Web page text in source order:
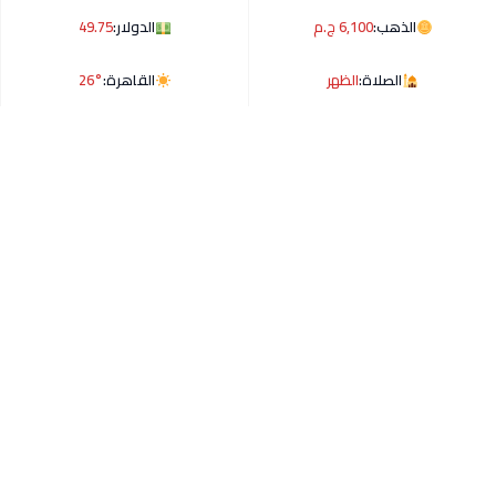
الذهب:6,100 ج.م الدولار:49.75
الصلاة:الظهر القاهرة:26°